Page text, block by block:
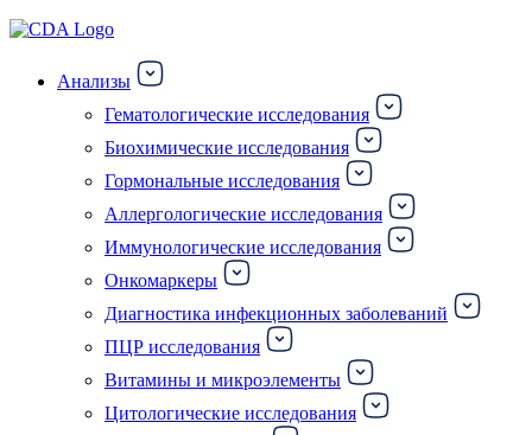
Анализы
Гематологические исследования
Биохимические исследования
Гормональные исследования
Аллергологические исследования
Иммунологические исследования
Онкомаркеры
Диагностика инфекционных заболеваний
ПЦР исследования
Витамины и микроэлементы
Цитологические исследования